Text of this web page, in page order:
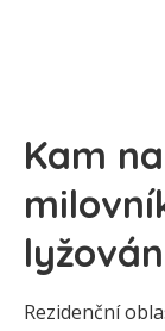
Kam
Rezidenční